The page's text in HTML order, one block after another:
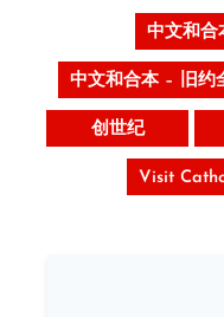
中文和合
中文和合本 – 旧约
创世纪
Visit